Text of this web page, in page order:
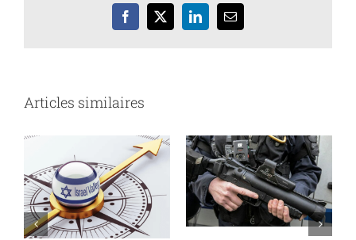
Facebook
X LinkedInEmail
Articles similaires